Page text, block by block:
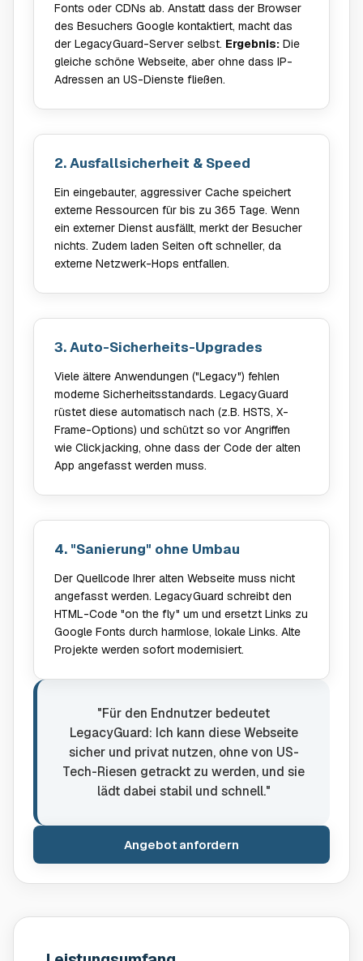
Fonts oder CDNs ab. Anstatt dass der Browser
des Besuchers Google kontaktiert, macht das
der LegacyGuard-Server selbst. Ergebnis: Die
gleiche schöne Webseite, aber ohne dass IP-
Adressen an US-Dienste fließen.
2. Ausfallsicherheit & Speed
Ein eingebauter, aggressiver Cache speichert
externe Ressourcen für bis zu 365 Tage. Wenn
ein externer Dienst ausfällt, merkt der Besucher
nichts. Zudem laden Seiten oft schneller, da
externe Netzwerk-Hops entfallen.
3. Auto-Sicherheits-Upgrades
Viele ältere Anwendungen ("Legacy") fehlen
moderne Sicherheitsstandards. LegacyGuard
rüstet diese automatisch nach (z.B. HSTS, X-
Frame-Options) und schützt so vor Angriffen
wie Clickjacking, ohne dass der Code der alten
App angefasst werden muss.
4. "Sanierung" ohne Umbau
Der Quellcode Ihrer alten Webseite muss nicht
angefasst werden. LegacyGuard schreibt den
HTML-Code "on the fly" um und ersetzt Links zu
Google Fonts durch harmlose, lokale Links. Alte
Projekte werden sofort modernisiert.
"Für den Endnutzer bedeutet
LegacyGuard: Ich kann diese Webseite
sicher und privat nutzen, ohne von US-
Tech-Riesen getrackt zu werden, und sie
lädt dabei stabil und schnell."
Angebot anfordern